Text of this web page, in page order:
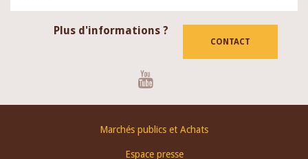
Plus d'informations ?
CONTACT
Marchés publics et Achats
Espace presse